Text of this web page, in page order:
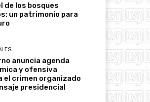
de los bosques
un patrimonio para
anuncia agenda
y ofensiva
el crimen organizado
presidencial